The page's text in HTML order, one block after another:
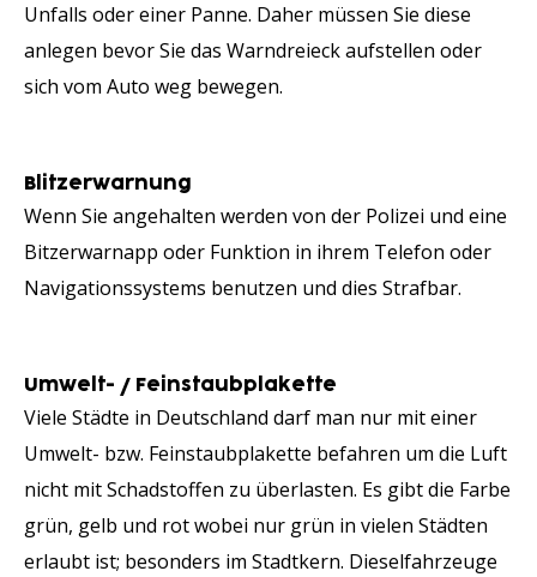
Unfalls oder einer Panne. Daher müssen Sie diese
anlegen bevor Sie das Warndreieck aufstellen oder
sich vom Auto weg bewegen.
Blitzerwarnung
Wenn Sie angehalten werden von der Polizei und eine
Bitzerwarnapp oder Funktion in ihrem Telefon oder
Navigationssystems benutzen und dies Strafbar.
Umwelt- / Feinstaubplakette
Viele Städte in Deutschland darf man nur mit einer
Umwelt- bzw. Feinstaubplakette befahren um die Luft
nicht mit Schadstoffen zu überlasten. Es gibt die Farbe
grün, gelb und rot wobei nur grün in vielen Städten
erlaubt ist; besonders im Stadtkern. Dieselfahrzeuge